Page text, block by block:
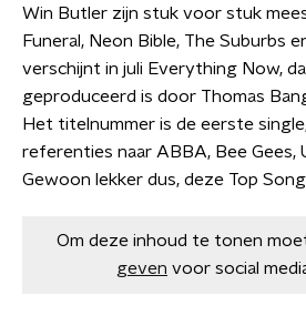
Win Butler zijn stuk voor stuk
Funeral, Neon Bible, The Suburbs
verschijnt in juli Everything Now,
geproduceerd is door Thomas
Het titelnummer is de eerste
referenties naar ABBA, Bee Gees,
Gewoon lekker dus, deze Top
Om deze inhoud te tonen
geven voor social